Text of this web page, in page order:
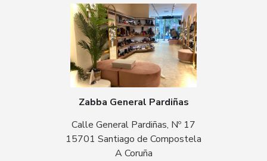
Zabba General Pardiñas
Calle General Pardiñas, Nº 17
15701 Santiago de Compostela
A Coruña